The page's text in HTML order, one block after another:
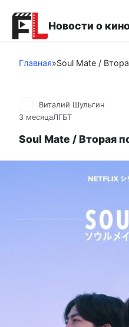
контенту
Новости о
Главная»Soul Mate /
Виталий Шульгин
3 месяцаЛГБТ
Soul Mate / Вторая